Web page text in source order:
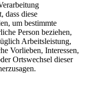
dass diese
um bestimmte
Person beziehen,
Arbeitsleistung,
Vorlieben, Interessen,
Ortswechsel dieser